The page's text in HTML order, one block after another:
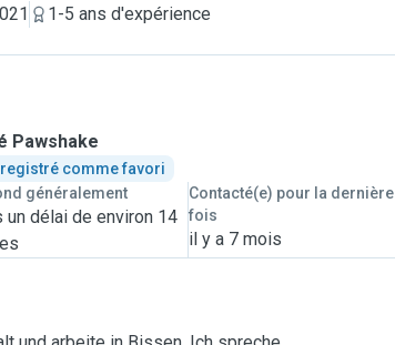
1-5 ans d'expérience
Pawshake
comme favori
généralement
un délai de environ 14
Contacté(e) pour la dernière
fois
il y a 7 mois